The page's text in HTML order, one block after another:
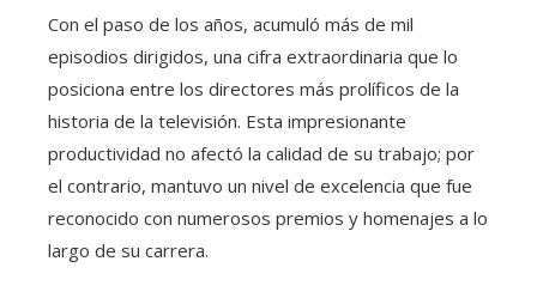
Con el paso de los años, acumuló más de mil
episodios dirigidos, una cifra extraordinaria que lo
posiciona entre los directores más prolíficos de la
historia de la televisión. Esta impresionante
productividad no afectó la calidad de su trabajo; por
el contrario, mantuvo un nivel de excelencia que fue
reconocido con numerosos premios y homenajes a lo
largo de su carrera.